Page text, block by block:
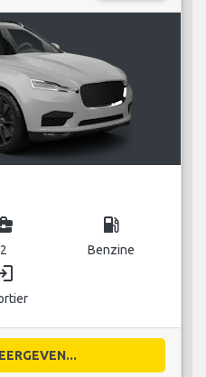
2
local_gas_station
Benzine